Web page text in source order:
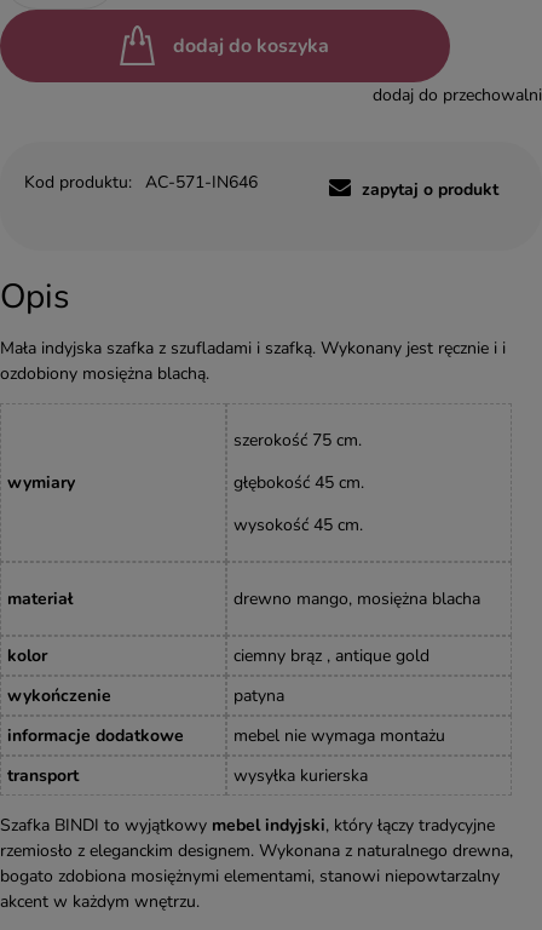
dodaj do koszyka
dodaj do przechowalni
Kod produktu: AC-571-IN646 zapytaj o produkt
Opis
Mała indyjska szafka z szufladami i szafką. Wykonany jest ręcznie i i
ozdobiony mosiężna blachą.
wymiary
szerokość 75 cm.
głębokość 45 cm.
wysokość 45 cm.
materiał drewno mango, mosiężna blacha
kolor
ciemny brąz , antique gold
wykończenie
patyna
informacje dodatkowe
mebel nie wymaga montażu
transport
wysyłka kurierska
Szafka BINDI to wyjątkowy mebel indyjski, który łączy tradycyjne
rzemiosło z eleganckim designem. Wykonana z naturalnego drewna,
bogato zdobiona mosiężnymi elementami, stanowi niepowtarzalny
akcent w każdym wnętrzu.